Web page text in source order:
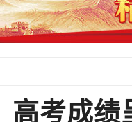
高考成绩